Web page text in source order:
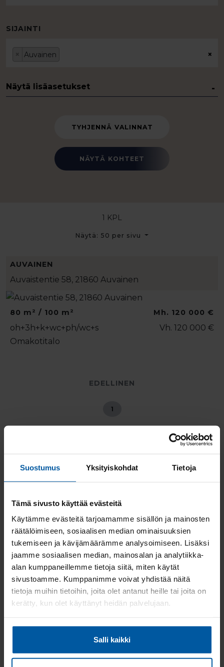
Suostumus Yksityiskohdat Tietoja
Tämä sivusto käyttää evästeitä
Käytämme evästeitä tarjoamamme sisällön ja mainosten
räätälöimiseen, sosiaalisen median ominaisuuksien
tukemiseen ja kävijämäärämme analysoimiseen. Lisäksi
jaamme sosiaalisen median, mainosalan ja analytiikka-
alan kumppaneillemme tietoja siitä, miten käytät
sivustoamme. Kumppanimme voivat yhdistää näitä
tietoja muihin tietoihin, joita olet antanut heille tai joita on
kerätty, kun olet käyttänyt heidän palvelujaan.
Salli kaikki
SIJAINTI
×
Auvainen
Näytä lisäasetukset
TYHJENNÄ VALINNAT
NÄYTÄ KOHTEET
1 KPL
Näytä: 50 per sivu
AUVAINEN
Auvaistentie 58, 21860 Auvainen
80 m² / 100 m²
oh+3h+k+wc+ph/wc+s
Omakotitalo
Mh. 120 000 €
Vh. 120 000 €
EDELLINEN
1
Löydä myytävät asunnot
kaupungeittain:
Myytävät asunnot Aura
Myytävät asunnot Taivassalo
Myytävät asunnot Masku
Myytävät asunnot Uusikaupunki
Myytävät asunnot Rymättylä
Myytävät asunnot Askainen
Myytävät asunnot Riihikoski
Myytävät asunnot Oripää
Myytävät asunnot Lieto
Myytävät asunnot Kustavi
Myytävät asunnot Kuusamo
Myytävät asunnot Vanhalinna